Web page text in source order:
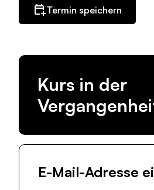
Termin speichern
Kurs in der
E-Mail-Adresse